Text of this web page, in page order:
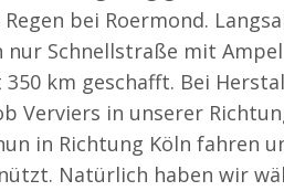
Regen bei Roermond.
nur Schnellstraße mit
350 km geschafft. Bei
Verviers in unserer
in Richtung Köln fahren
Natürlich haben wir